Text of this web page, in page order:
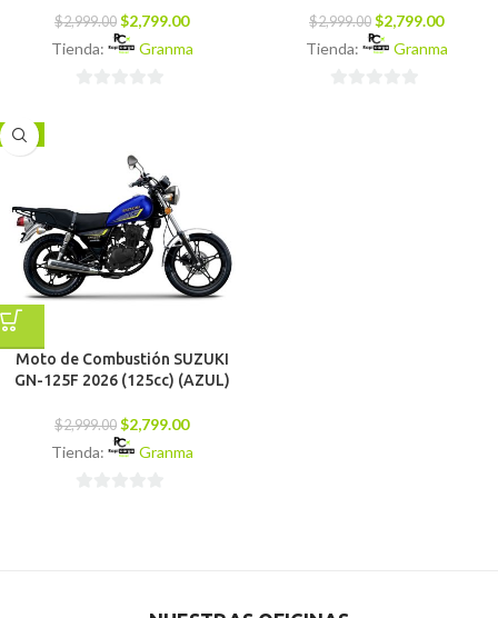
$2,999.00 $2,799.00
Tienda:
Granma
$2,999.00 $2,799.00
Tienda:
Granma
-7%
Moto de Combustión SUZUKI
GN-125F 2026 (125cc) (AZUL)
$2,999.00 $2,799.00
Tienda:
Granma